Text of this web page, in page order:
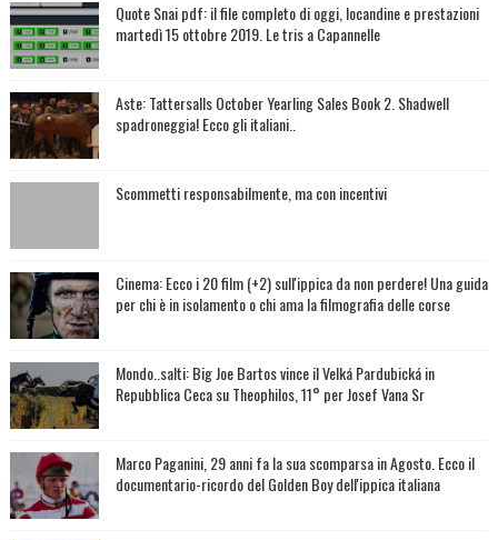
Quote Snai pdf: il file completo di oggi, locandine e prestazioni
martedì 15 ottobre 2019. Le tris a Capannelle
Aste: Tattersalls October Yearling Sales Book 2. Shadwell
spadroneggia! Ecco gli italiani..
Scommetti responsabilmente, ma con incentivi
Cinema: Ecco i 20 film (+2) sull'ippica da non perdere! Una guida
per chi è in isolamento o chi ama la filmografia delle corse
Mondo..salti: Big Joe Bartos vince il Velká Pardubická in
Repubblica Ceca su Theophilos, 11° per Josef Vana Sr
Marco Paganini, 29 anni fa la sua scomparsa in Agosto. Ecco il
documentario-ricordo del Golden Boy dell'ippica italiana